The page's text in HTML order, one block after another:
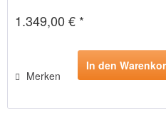
1.349,00 € *
Merken
In den